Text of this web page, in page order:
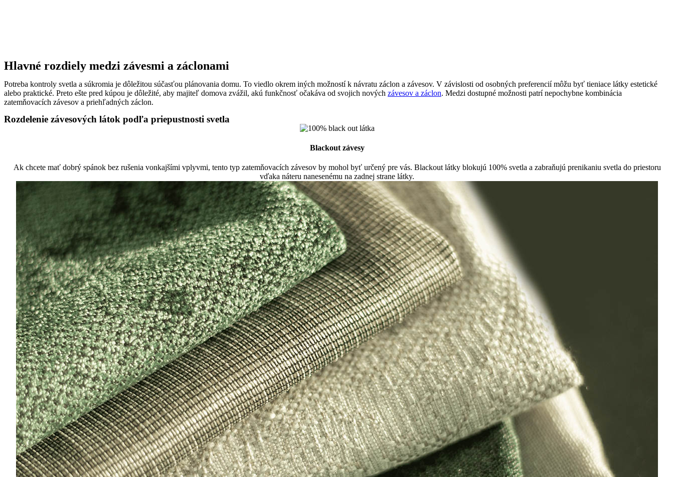
Hlavné rozdiely medzi závesmi a záclonami
Potreba kontroly svetla a súkromia je dôležitou súčasťou plánovania domu. To viedlo okrem iných možností k návratu záclon a závesov. V závislosti od osobných preferencií môžu byť tieniace látky estetické
alebo praktické. Preto ešte pred kúpou je dôležité, aby majiteľ domova zvážil, akú funkčnosť očakáva od svojich nových závesov a záclon. Medzi dostupné možnosti patrí nepochybne kombinácia
zatemňovacích závesov a priehľadných záclon.
Rozdelenie závesových látok podľa priepustnosti svetla
Blackout závesy
Ak chcete mať dobrý spánok bez rušenia vonkajšími vplyvmi, tento typ zatemňovacích závesov by mohol byť určený pre vás. Blackout látky blokujú 100% svetla a zabraňujú prenikaniu svetla do priestoru
vďaka náteru nanesenému na zadnej strane látky.